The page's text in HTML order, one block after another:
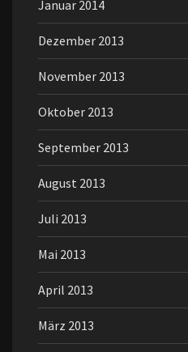
Januar 2014
Dezember 2013
November 2013
Oktober 2013
September 2013
August 2013
Juli 2013
Mai 2013
April 2013
März 2013